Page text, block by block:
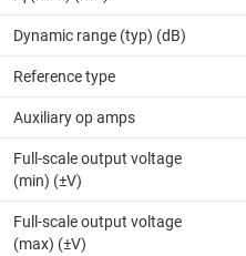
Dynamic range (typ) (dB)
Reference type
Auxiliary op amps
Full-scale output voltage
(min) (±V)
Full-scale output voltage
(max) (±V)